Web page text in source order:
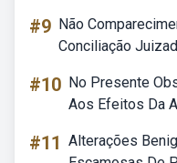
#9 Não
Conciliação
#10 No Presente
Aos Efeitos Da
#11 Alterações